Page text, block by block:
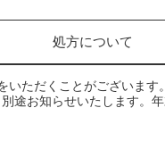
処方について
ただくことがございま
途お知らせいたします。